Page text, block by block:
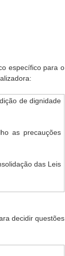
específico para o
de dignidade
as precauções
das Leis
decidir questões